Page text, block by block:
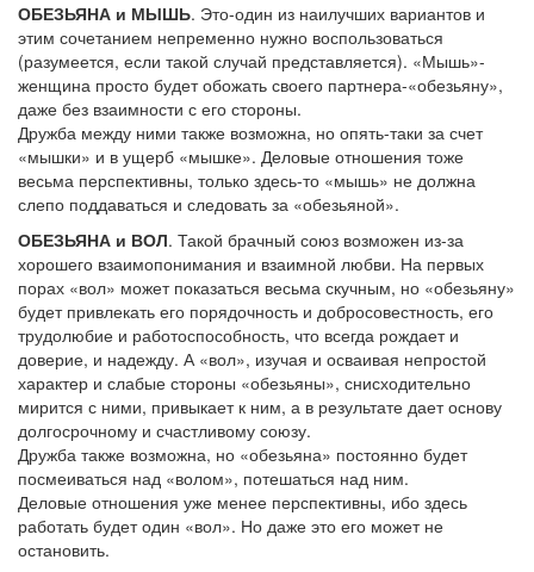
ОБЕЗЬЯНА и МЫШЬ. Это-один из наилучших вариантов и
этим сочетанием непременно нужно воспользоваться
(разумеется, если такой случай представляется). «Мышь»-
женщина просто будет обожать своего партнера-«обезьяну»,
даже без взаимности с его стороны.
Дружба между ними также возможна, но опять-таки за счет
«мышки» и в ущерб «мышке». Деловые отношения тоже
весьма перспективны, только здесь-то «мышь» не должна
слепо поддаваться и следовать за «обезьяной».
ОБЕЗЬЯНА и ВОЛ. Такой брачный союз возможен из-за
хорошего взаимопонимания и взаимной любви. На первых
порах «вол» может показаться весьма скучным, но «обезьяну»
будет привлекать его порядочность и добросовестность, его
трудолюбие и работоспособность, что всегда рождает и
доверие, и надежду. А «вол», изучая и осваивая непростой
характер и слабые стороны «обезьяны», снисходительно
мирится с ними, привыкает к ним, а в результате дает основу
долгосрочному и счастливому союзу.
Дружба также возможна, но «обезьяна» постоянно будет
посмеиваться над «волом», потешаться над ним.
Деловые отношения уже менее перспективны, ибо здесь
работать будет один «вол». Но даже это его может не
остановить.